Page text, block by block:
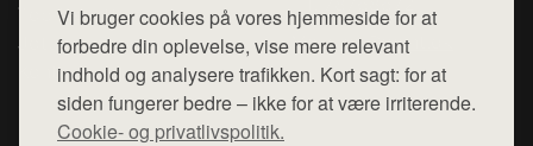
Vi bruger cookies på vores hjemmeside for at
forbedre din oplevelse, vise mere relevant
indhold og analysere trafikken. Kort sagt: for at
siden fungerer bedre – ikke for at være irriterende.
Cookie- og privatlivspolitik.
Top Rabatter
Jotun maling
Kontakt
Mail: hej@want.dk
Cookie- og privatlivspolitik